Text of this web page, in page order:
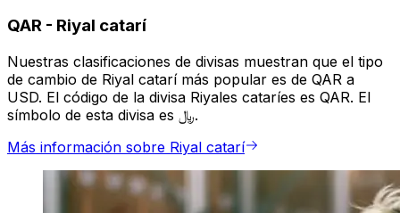
QAR - Riyal catarí
Nuestras clasificaciones de divisas muestran que el tipo
de cambio de Riyal catarí más popular es de QAR a
USD. El código de la divisa Riyales cataríes es QAR. El
símbolo de esta divisa es ﷼.
Más información sobre Riyal catarí